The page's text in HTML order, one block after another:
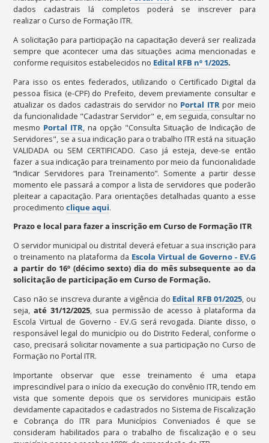
dados cadastrais lá completos poderá se inscrever para
realizar o Curso de Formação ITR.
A solicitação para participação na capacitação deverá ser realizada
sempre que acontecer uma das situações acima mencionadas e
conforme requisitos estabelecidos no Edital RFB nº 1/2025.
Para isso os entes federados, utilizando o Certificado Digital da
pessoa física (e-CPF) do Prefeito, devem previamente consultar e
atualizar os dados cadastrais do servidor no Portal ITRpor meio
da funcionalidade "Cadastrar Servidor" e, em seguida, consultar no
mesmo Portal ITR, na opção "Consulta Situação de Indicação de
Servidores", se a sua indicação para o trabalho ITR está na situação
VALIDADA ou SEM CERTIFICADO. Caso já esteja, deve-se então
fazer a sua indicação para treinamento por meio da funcionalidade
“Indicar Servidores para Treinamento”. Somente a partir desse
momento ele passará a compor a lista de servidores que poderão
pleitear a capacitação. Para orientações detalhadas quanto a esse
procedimentoclique aqui.
Prazo e local para fazer a inscrição em Curso de Formação ITR
O servidor municipal ou distrital deverá efetuar a sua inscrição para
o treinamento na plataforma da Escola Virtual de Governo - EV.G
a partir do 16º (décimo sexto) dia do mês subsequente ao da
solicitação de participação em Curso de Formação.
Caso não se inscreva durante a vigência do Edital RFB 01/2025, ou
seja,até 31/12/2025, sua permissão de acesso à plataforma da
Escola Virtual de Governo - EV.G será revogada. Diante disso, o
responsável legal do município ou do Distrito Federal, conforme o
caso, precisará solicitar novamente a sua participação no Curso de
Formação no Portal ITR.
Importante observar que esse treinamento é uma etapa
imprescindível para o início da execução do convênio ITR, tendo em
vista que somente depois que os servidores municipais estão
devidamente capacitados e cadastrados no Sistema de Fiscalização
e Cobrança do ITR para Municípios Conveniados é que se
consideram habilitados para o trabalho de fiscalização e o seu